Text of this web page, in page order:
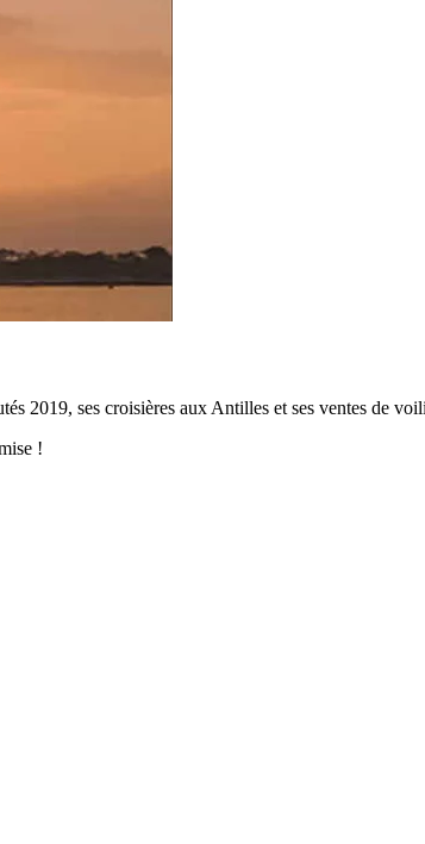
2019, ses croisières aux Antilles et ses ventes de
!